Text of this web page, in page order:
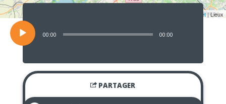
Leaflet| Lieux
Lecteur
audio
00:00 00:00
PARTAGER